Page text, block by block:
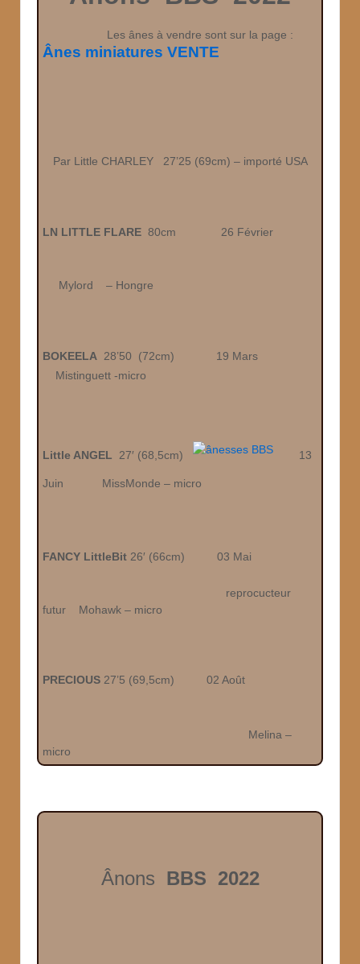
Les ânes à vendre sont sur la page :
Ânes miniatures VENTE
Par Little CHARLEY 27’25 (69cm) – importé USA
LN LITTLE FLARE 80cm 26 Février
Mylord – Hongre
BOKEELA 28’50 (72cm)
19 Mars
Mistinguett -micro
Little ANGEL 27′ (68,5cm) 13
Juin MissMonde – micro
FANCY LittleBit 26′ (66cm) 03 Mai
reprocucteur
futur Mohawk – micro
PRECIOUS 27’5 (69,5cm) 02 Août
Melina –
micro
Ânons BBS 2022